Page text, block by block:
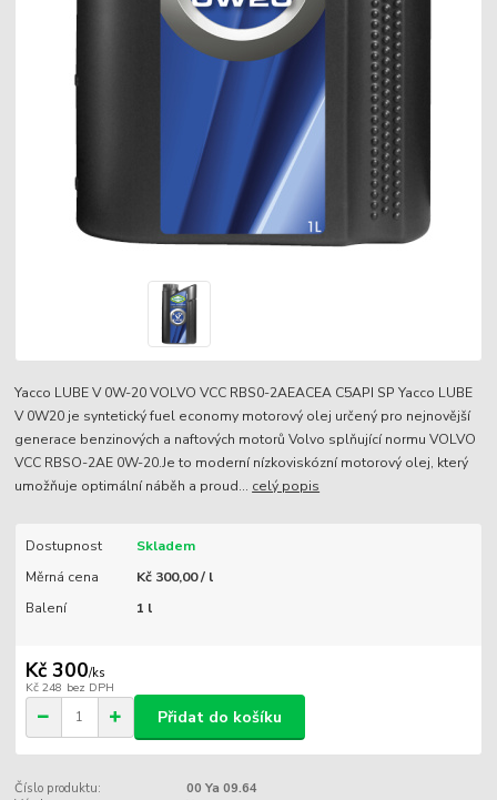
Yacco LUBE V 0W-20 VOLVO VCC RBS0-2AEACEA C5API SP Yacco LUBE
V 0W20 je syntetický fuel economy motorový olej určený pro nejnovější
generace benzinových a naftových motorů Volvo splňující normu VOLVO
VCC RBSO-2AE 0W-20.Je to moderní nízkoviskózní motorový olej, který
umožňuje optimální náběh a proud... celý popis
Dostupnost
Skladem
Měrná cena
Kč 300,00 / l
Balení
1 l
Kč 300/ks
Kč 248 bez DPH
Přidat do košíku
Číslo produktu:
00 Ya 09.64